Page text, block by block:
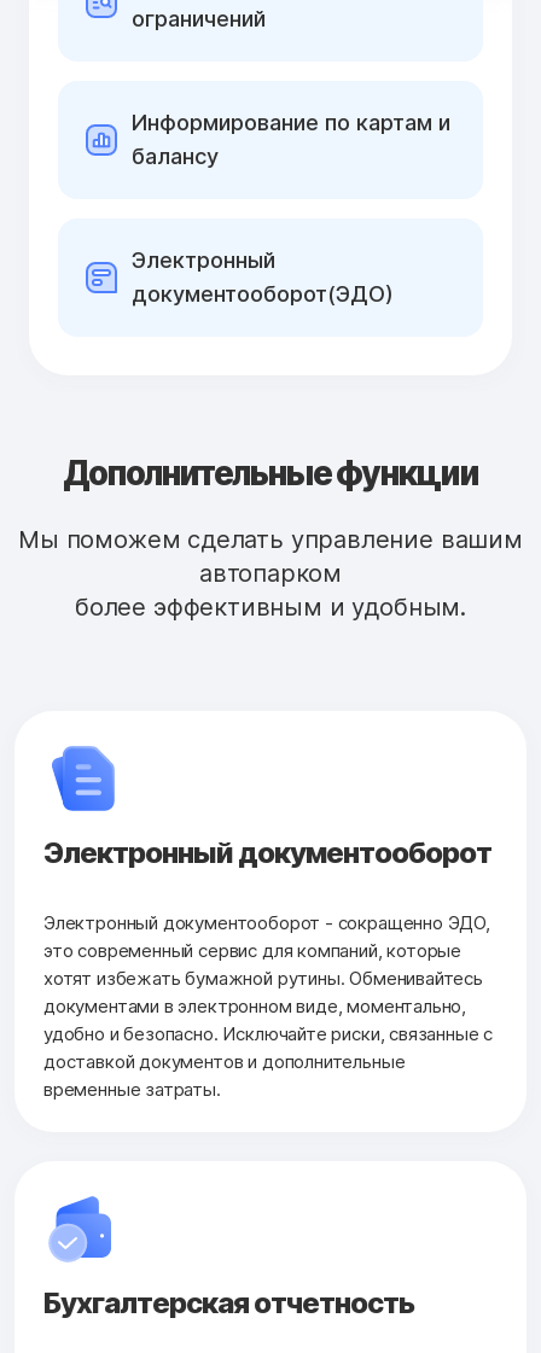
ограничений
Информирование по картам и
балансу
Электронный
документооборот(ЭДО)
Дополнительные функции
Мы поможем сделать управление вашим
автопарком
более эффективным и удобным.
Электронный документооборот
Электронный документооборот - сокращенно ЭДО,
это современный сервис для компаний, которые
хотят избежать бумажной рутины. Обменивайтесь
документами в электронном виде, моментально,
удобно и безопасно. Исключайте риски, связанные с
доставкой документов и дополнительные
временные затраты.
Бухгалтерскаяотчетность